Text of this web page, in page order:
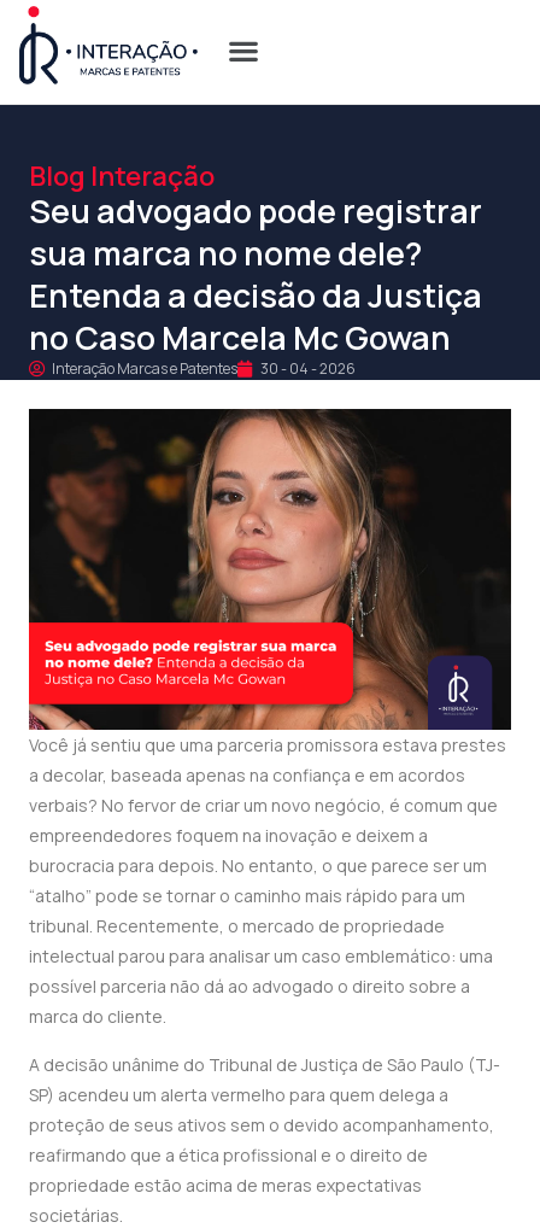
Blog Interação
Seu advogado pode registrar
sua marca no nome dele?
Entenda a decisão da Justiça
no Caso Marcela Mc Gowan
Interação Marcas e Patentes 30 - 04 - 2026
Você já sentiu que uma parceria promissora estava prestes
a decolar, baseada apenas na confiança e em acordos
verbais? No fervor de criar um novo negócio, é comum que
empreendedores foquem na inovação e deixem a
burocracia para depois. No entanto, o que parece ser um
“atalho” pode se tornar o caminho mais rápido para um
tribunal. Recentemente, o mercado de propriedade
intelectual parou para analisar um caso emblemático: uma
possível parceria não dá ao advogado o direito sobre a
marca do cliente.
A decisão unânime do Tribunal de Justiça de São Paulo (TJ-
SP) acendeu um alerta vermelho para quem delega a
proteção de seus ativos sem o devido acompanhamento,
reafirmando que a ética profissional e o direito de
propriedade estão acima de meras expectativas
societárias.